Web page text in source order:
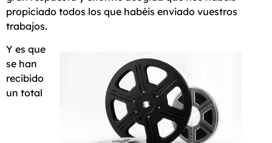
propiciado todos los que habéis enviado vuestros
trabajos.
Y es que
se han
recibido
un total